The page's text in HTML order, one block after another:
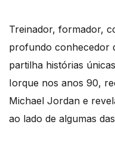
Treinador, formador,
profundo conhecedor
partilha histórias
Iorque nos anos 90,
Michael Jordan e
ao lado de algumas